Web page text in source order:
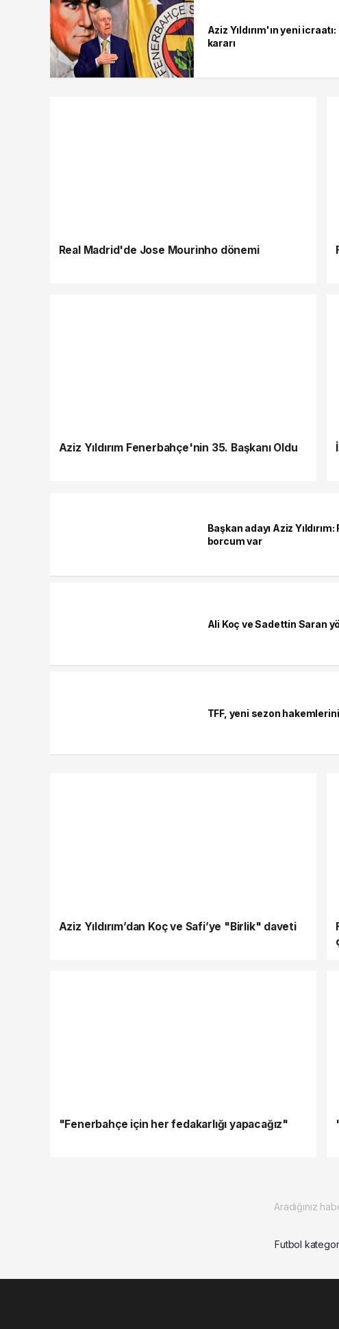
Aziz Yıldırım'ın yeni
kararı
Real Madrid'de Jose Mourinho dönemi
Aziz Yıldırım Fenerbahçe'nin 35. Başkanı Oldu
Başkan adayı Aziz
borcum var
Ali Koç ve Sadettin Saran
TFF, yeni sezon hakemlerini
Aziz Yıldırım’dan Koç ve Safi’ye "Birlik" daveti
"Fenerbahçe için her fedakarlığı yapacağız"
Aradığınız
Futbol